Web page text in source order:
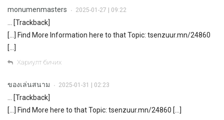
monumenmasters • 2025-01-27 | 09:22
… [Trackback]
[…] Find More Information here to that Topic: tsenzuur.mn/24860
[…]
Хариулт бичих
ของเล่นสนาม • 2025-01-31 | 02:23
… [Trackback]
[…] Find More here to that Topic: tsenzuur.mn/24860 […]